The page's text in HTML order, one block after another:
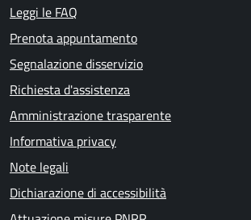
Leggi le FAQ
Prenota appuntamento
Segnalazione disservizio
Richiesta d'assistenza
Amministrazione trasparente
Informativa privacy
Note legali
Dichiarazione di accessibilità